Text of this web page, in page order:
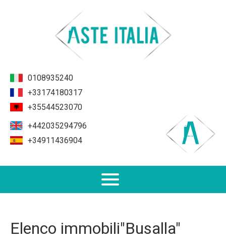
0108935240
+33174180317
+35544523070
+442035294796
+34911436904
Immobili Preasta
Elenco immobili"Busalla"